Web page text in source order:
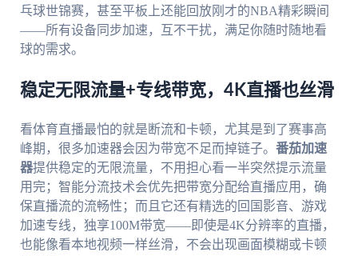
乓球世锦赛，甚至平板上还能回放刚才的NBA精彩瞬间
——所有设备同步加速，互不干扰，满足你随时随地看
球的需求。
稳定无限流量+专线带宽，4K直播也丝滑
看体育直播最怕的就是断流和卡顿，尤其是到了赛事高
峰期，很多加速器会因为带宽不足而掉链子。 番茄加速
器提供稳定的无限流量，不用担心看一半突然提示流量
用完；智能分流技术会优先把带宽分配给直播应用，确
保直播流的流畅性；而且它还有精选的回国影音、游戏
加速专线，独享100M带宽——即使是4K分辨率的直播，
也能像看本地视频一样丝滑，不会出现画面模糊或卡顿